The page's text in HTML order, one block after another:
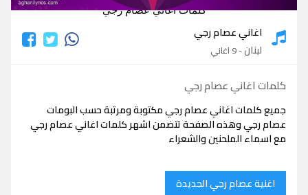
كلمات اغاني عصام رجي
اغاني عصام رجي
لبنان- 9 اغاني
كلمات اغاني عصام رجي
جميع كلمات اغاني عصام رجي مكتوبة ومرتبة حسب البومات
عصام رجي وهذه الصفحة تتضمن اشهر كلمات اغاني عصام رجي
مع اسماء الملحنين والشعراء
اغنية عصام رجي الجديدة